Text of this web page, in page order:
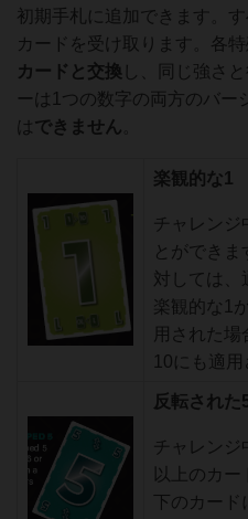
初期手札に追加できます。
カードを受け取ります。各特
カードと交換 し、同じ強さ
ーは1つの数字の両方のバー
は できません
楽観的な1
チャレンジ
とができま
対しては、
楽観的な1
用された
10にも適用
反転された
チャレン
以上のカー
下のカード